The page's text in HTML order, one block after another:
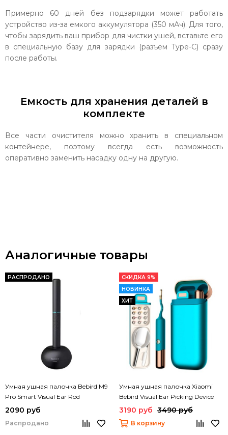
Примерно 60 дней без подзарядки может работать
устройство из-за емкого аккумулятора (350 мАч). Для того,
чтобы зарядить ваш прибор для чистки ушей, вставьте его
в специальную базу для зарядки (разъем Type-C) сразу
после работы.
Емкость для хранения деталей в
комплекте
Все части очистителя можно хранить в специальном
контейнере, поэтому всегда есть возможность
оперативно заменить насадку одну на другую.
Аналогичные товары
РАСПРОДАНО
Умная ушная палочка Bebird M9
Pro Smart Visual Ear Rod
2090 руб
Распродано
СКИДКА 9%
НОВИНКА
ХИТ
Умная ушная палочка Xiaomi
Bebird Visual Ear Picking Device
Bebird 3 Ultra
3190 руб 3490 руб
В корзину